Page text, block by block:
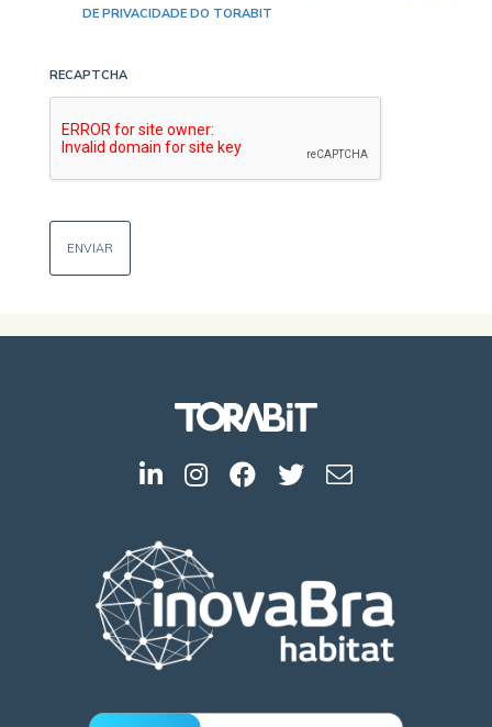
DE PRIVACIDADE DO TORABIT
RECAPTCHA